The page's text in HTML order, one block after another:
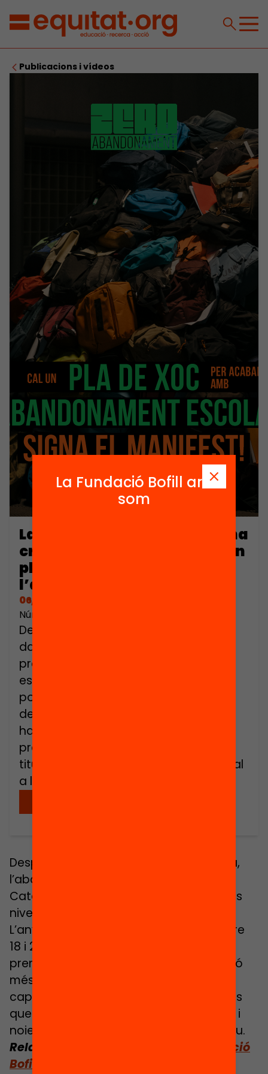
Publicacions i vídeos
La Fundació Bofill engega una
crida de país per reclamar un
pla de xoc contra
l’abandonament escolar
06/03/2023
Número de pàgines: 12
Després de dues dècades de
davallada, l’abandonament escolar
prematur a Catalunya ha quedat
estancat amb uns nivells que no
podem normalitzar. L’any passat més
de 97.000 joves d’entre 18 i 24 anys
havien deixat els estudis
prematurament sense tenir cap
titulació més enllà de l’ESO. Això equival
a la capacitat del Camp Nou, o a […]
Després de dues dècades de davallada,
l’abandonament escolar prematur a
Catalunya ha quedat estancat amb uns
nivells que no podem normalitzar.
L’any passat més de 97.000 joves d’entre
18 i 24 anys havien deixat els estudis
prematurament sense tenir cap titulació
més enllà de l’ESO. Això equival a la
capacitat del Camp Nou, o a 3.200 aules
que es podrien omplir amb tots els nois i
noies que van deixar el sistema educatiu.
Relacionat:
La Fundació
Bofill engega una crida de país per
La Fundació Bofill ara
som